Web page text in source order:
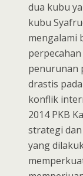
dua kubu
kubu
mengalami
penurunan
drastis
konflik
2014 PKB
strategi
yang